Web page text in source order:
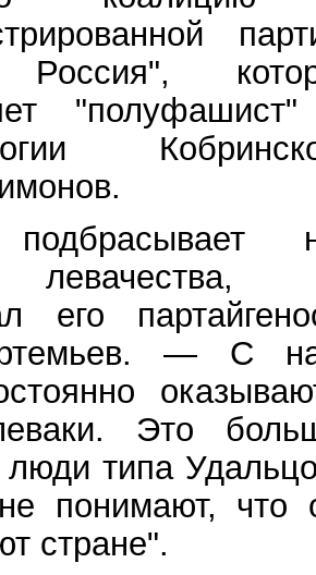
Россия",
его
— С
Это
типа
понимают, что
стране".